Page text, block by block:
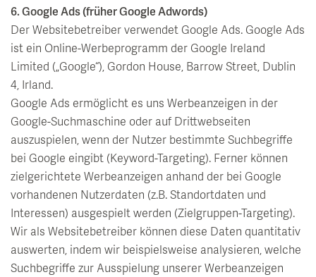
6. Google Ads (früher Google Adwords)
Der Websitebetreiber verwendet Google Ads. Google Ads
ist ein Online-Werbeprogramm der Google Ireland
Limited („Google“), Gordon House, Barrow Street, Dublin
4, Irland.
Google Ads ermöglicht es uns Werbeanzeigen in der
Google-Suchmaschine oder auf Drittwebseiten
auszuspielen, wenn der Nutzer bestimmte Suchbegriffe
bei Google eingibt (Keyword-Targeting). Ferner können
zielgerichtete Werbeanzeigen anhand der bei Google
vorhandenen Nutzerdaten (z.B. Standortdaten und
Interessen) ausgespielt werden (Zielgruppen-Targeting).
Wir als Websitebetreiber können diese Daten quantitativ
auswerten, indem wir beispielsweise analysieren, welche
Suchbegriffe zur Ausspielung unserer Werbeanzeigen